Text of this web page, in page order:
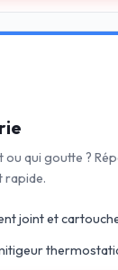
ou qui goutte ?
rapide.
joint et